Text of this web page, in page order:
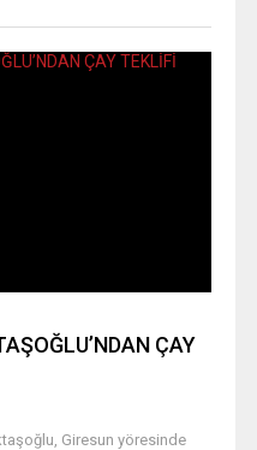
ÇAY
Giresun yöresinde